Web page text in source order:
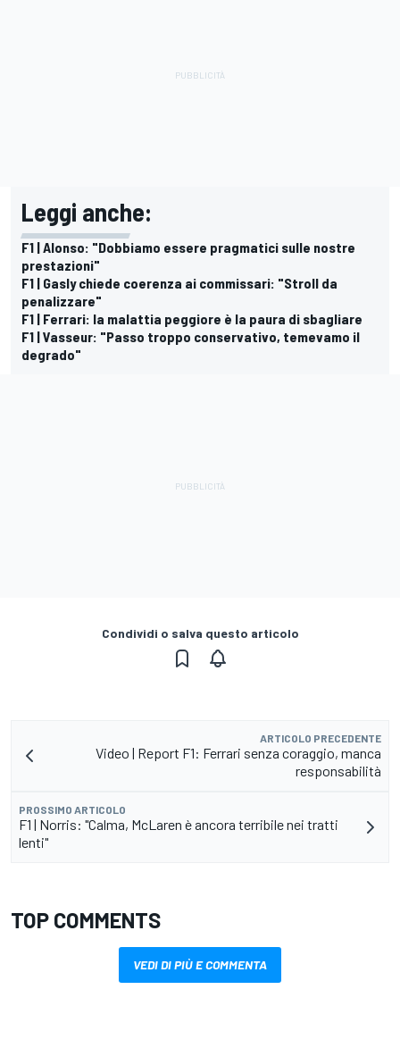
Leggi anche:
F1 | Alonso: "Dobbiamo essere pragmatici sulle nostre
prestazioni"
F1 | Gasly chiede coerenza ai commissari: "Stroll da
penalizzare"
F1 | Ferrari: la malattia peggiore è la paura di sbagliare
F1 | Vasseur: "Passo troppo conservativo, temevamo il
degrado"
Condividi o salva questo articolo
ARTICOLO PRECEDENTE
Video | Report F1: Ferrari senza coraggio, manca
responsabilità
PROSSIMO ARTICOLO
F1 | Norris: "Calma, McLaren è ancora terribile nei tratti
lenti"
TOP COMMENTS
VEDI DI PIÙ E COMMENTA